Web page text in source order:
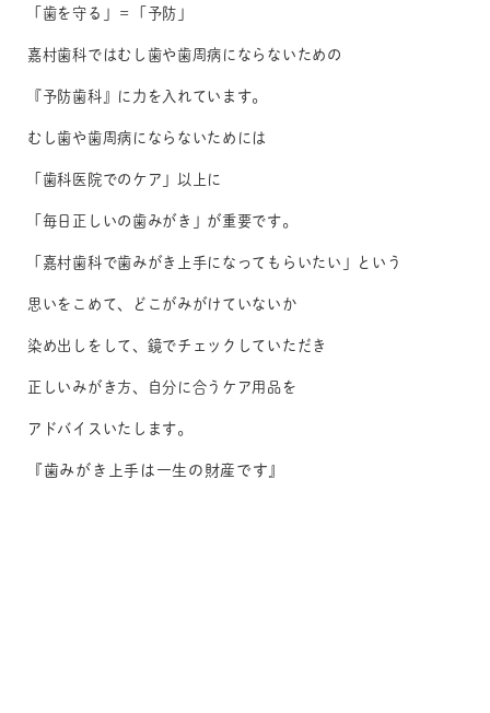
「歯を守る」＝「予防」
嘉村歯科ではむし歯や歯周病にならないための
『予防歯科』に力を入れています。
むし歯や歯周病にならないためには
「歯科医院でのケア」以上に
「毎日正しいの歯みがき」が重要です。
「嘉村歯科で歯みがき上手になってもらいたい」という
思いをこめて、どこがみがけていないか
染め出しをして、鏡でチェックしていただき
正しいみがき方、自分に合うケア用品を
アドバイスいたします。
『歯みがき上手は一生の財産です』